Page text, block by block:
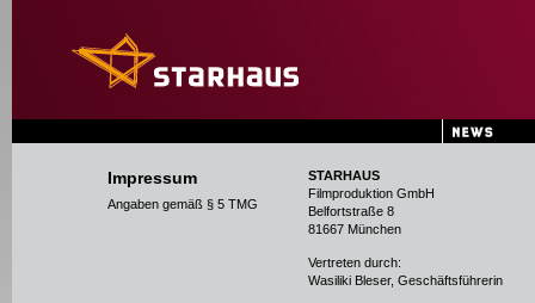
STARHAUS
Filmproduktion GmbH
Belfortstraße 8
81667 München
Vertreten durch:
Wasiliki Bleser, Geschäftsführerin
Impressum
Angaben gemäß § 5 TMG